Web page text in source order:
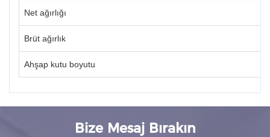
Net ağırlığı
Brüt ağırlık
Ahşap kutu boyutu
Bize Mesaj Bırakın